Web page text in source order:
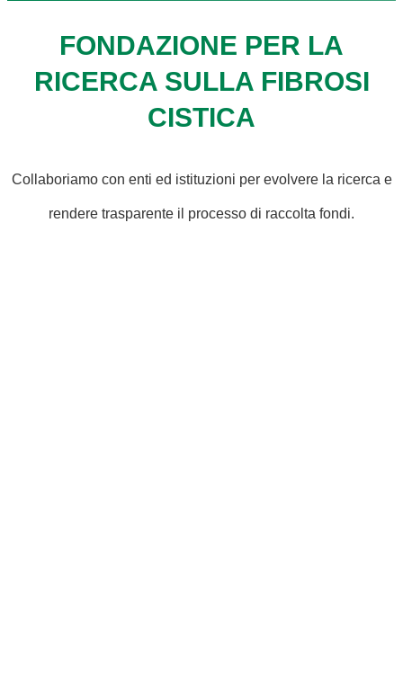
FONDAZIONE PER LA
RICERCA SULLA FIBROSI
CISTICA
Collaboriamo con enti ed istituzioni per evolvere la ricerca e
rendere trasparente il processo di raccolta fondi.